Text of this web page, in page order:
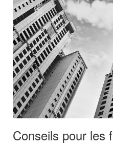
Conseils pour les